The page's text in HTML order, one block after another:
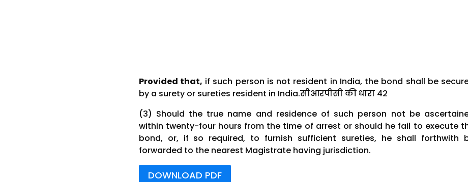
Provided that, if such person is not resident in India, the bond shall be
by a surety or sureties resident in India.सीआरपीसी की धारा 42
(3) Should the true name and residence of such person not be
within twenty-four hours from the time of arrest or should he fail to execute
bond, or, if so required, to furnish sufficient sureties, he shall forthwith
forwarded to the nearest Magistrate having jurisdiction.
DOWNLOAD PDF